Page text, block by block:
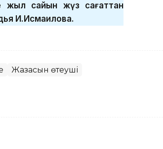
жыл сайын жүз сағаттан
И.Исмаилова.
Жазасын өтеуші